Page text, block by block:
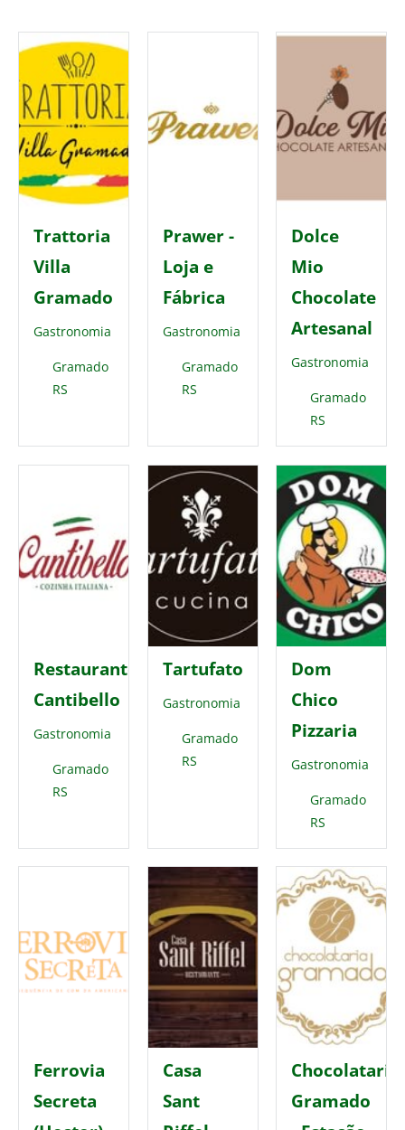
Trattoria
Villa
Gramado
Gastronomia
Gramado
RS
Prawer -
Loja e
Fábrica
Gastronomia
Gramado
RS
Dolce
Mio
Chocolate
Artesanal
Gastronomia
Gramado
RS
Restaurante
Cantibello
Gastronomia
Gramado
RS
Tartufato
Gastronomia
Gramado
RS
Dom
Chico
Pizzaria
Gastronomia
Gramado
RS
Ferrovia
Secreta
Casa
Sant
Chocolataria
Gramado